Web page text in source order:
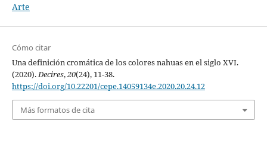
Arte
Cómo citar
Una definición cromática de los colores nahuas en el siglo XVI.
(2020).Decires,20(24), 11-38.
https://doi.org/10.22201/cepe.14059134e.2020.20.24.12
Más formatos de cita